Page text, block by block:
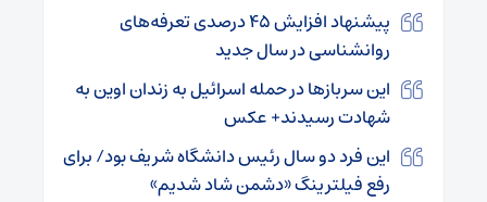
پیشنهاد افزایش ۴۵ درصدی تعرفه‌های
روانشناسی در سال جدید
این سربازها در حمله اسرائیل به زندان اوین به
شهادت رسیدند+ عکس
این فرد دو سال رئیس دانشگاه شریف بود/ برای
رفع فیلترینگ «دشمن شاد شدیم»